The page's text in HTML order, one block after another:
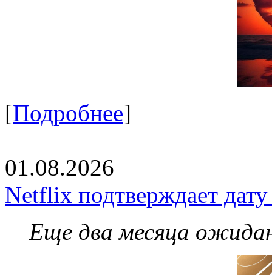
[Подробнее]
01.08.2026
Netflix подтверждает
Еще два месяца